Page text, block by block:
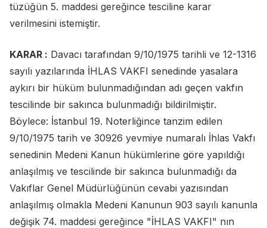
tüzüğün 5. maddesi gereğince tesciline karar
verilmesini istemiştir.
KARAR : Davacı tarafından 9/10/1975 tarihli ve 12-1316
sayılı yazılarında İHLAS VAKFI senedinde yasalara
aykırı bir hüküm bulunmadığından adı geçen vakfın
tescilinde bir sakınca bulunmadığı bildirilmiştir.
Böylece: İstanbul 19. Noterliğince tanzim edilen
9/10/1975 tarih ve 30926 yevmiye numaralı İhlas Vakfı
senedinin Medeni Kanun hükümlerine göre yapıldığı
anlaşılmış ve tescilinde bir sakınca bulunmadığı da
Vakıflar Genel Müdürlüğünün cevabi yazısından
anlaşılmış olmakla Medeni Kanunun 903 sayılı kanunla
değişik 74. maddesi gereğince "İHLAS VAKFI" nın